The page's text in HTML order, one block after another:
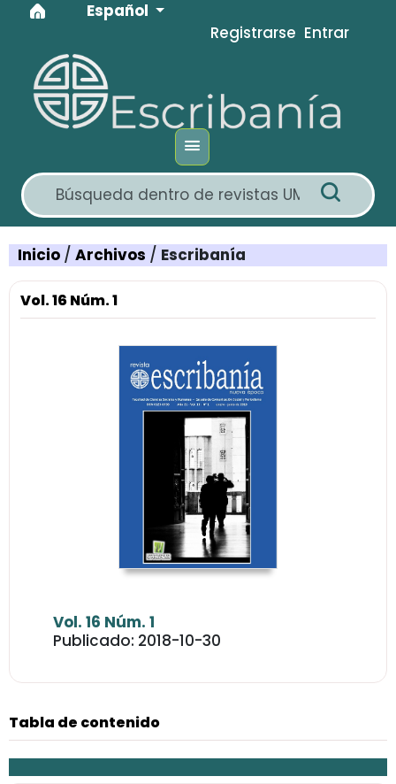
Ir al menú de navegación principal
Ir al contenido principal
Ir al pie de página del sitio
Idioma
Español
Registrarse Entrar
Inicio / Archivos / Escribanía
Vol. 16 Núm. 1
Vol. 16 Núm. 1
Publicado: 2018-10-30
Tabla de contenido